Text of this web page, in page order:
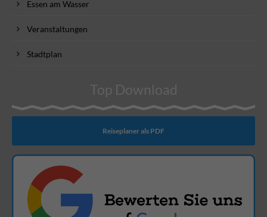
Essen am Wasser
Veranstaltungen
Stadtplan
Top Download
Reiseplaner als PDF